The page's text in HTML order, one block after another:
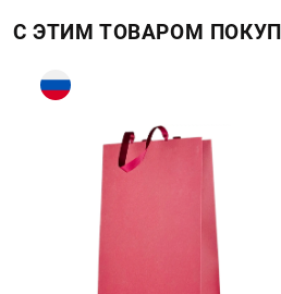
С ЭТИМ ТОВАРОМ